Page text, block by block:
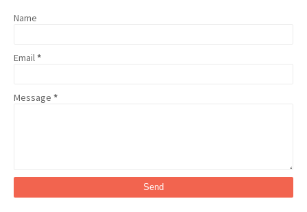
Name
Email*
Message *